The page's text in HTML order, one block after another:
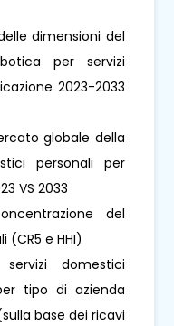
dimensioni del
per servizi
2023-2033
globale della
personali per
VS 2033
del
e HHI)
domestici
tipo di azienda
base dei ricavi